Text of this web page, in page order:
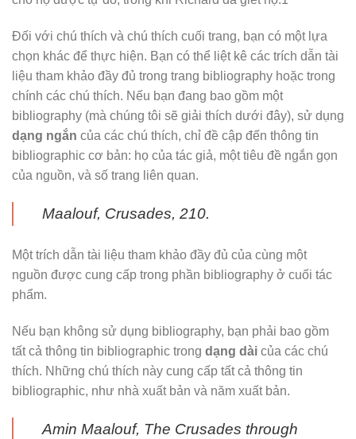
Đối với chú thích và chú thích cuối trang, bạn có một lựa
chọn khác để thực hiện. Bạn có thể liệt kê các trích dẫn tài
liệu tham khảo đầy đủ trong trang bibliography hoặc trong
chính các chú thích. Nếu bạn đang bao gồm một
bibliography (mà chúng tôi sẽ giải thích dưới đây), sử dụng
dạng ngắn của các chú thích, chỉ đề cập đến thông tin
bibliographic cơ bản: họ của tác giả, một tiêu đề ngắn gọn
của nguồn, và số trang liên quan.
Maalouf, Crusades, 210.
Một trích dẫn tài liệu tham khảo đầy đủ của cùng một
nguồn được cung cấp trong phần bibliography ở cuối tác
phẩm.
Nếu bạn không sử dụng bibliography, bạn phải bao gồm
tất cả thông tin bibliographic trong dạng dài của các chú
thích. Những chú thích này cung cấp tất cả thông tin
bibliographic, như nhà xuất bản và năm xuất bản.
Amin Maalouf, The Crusades through